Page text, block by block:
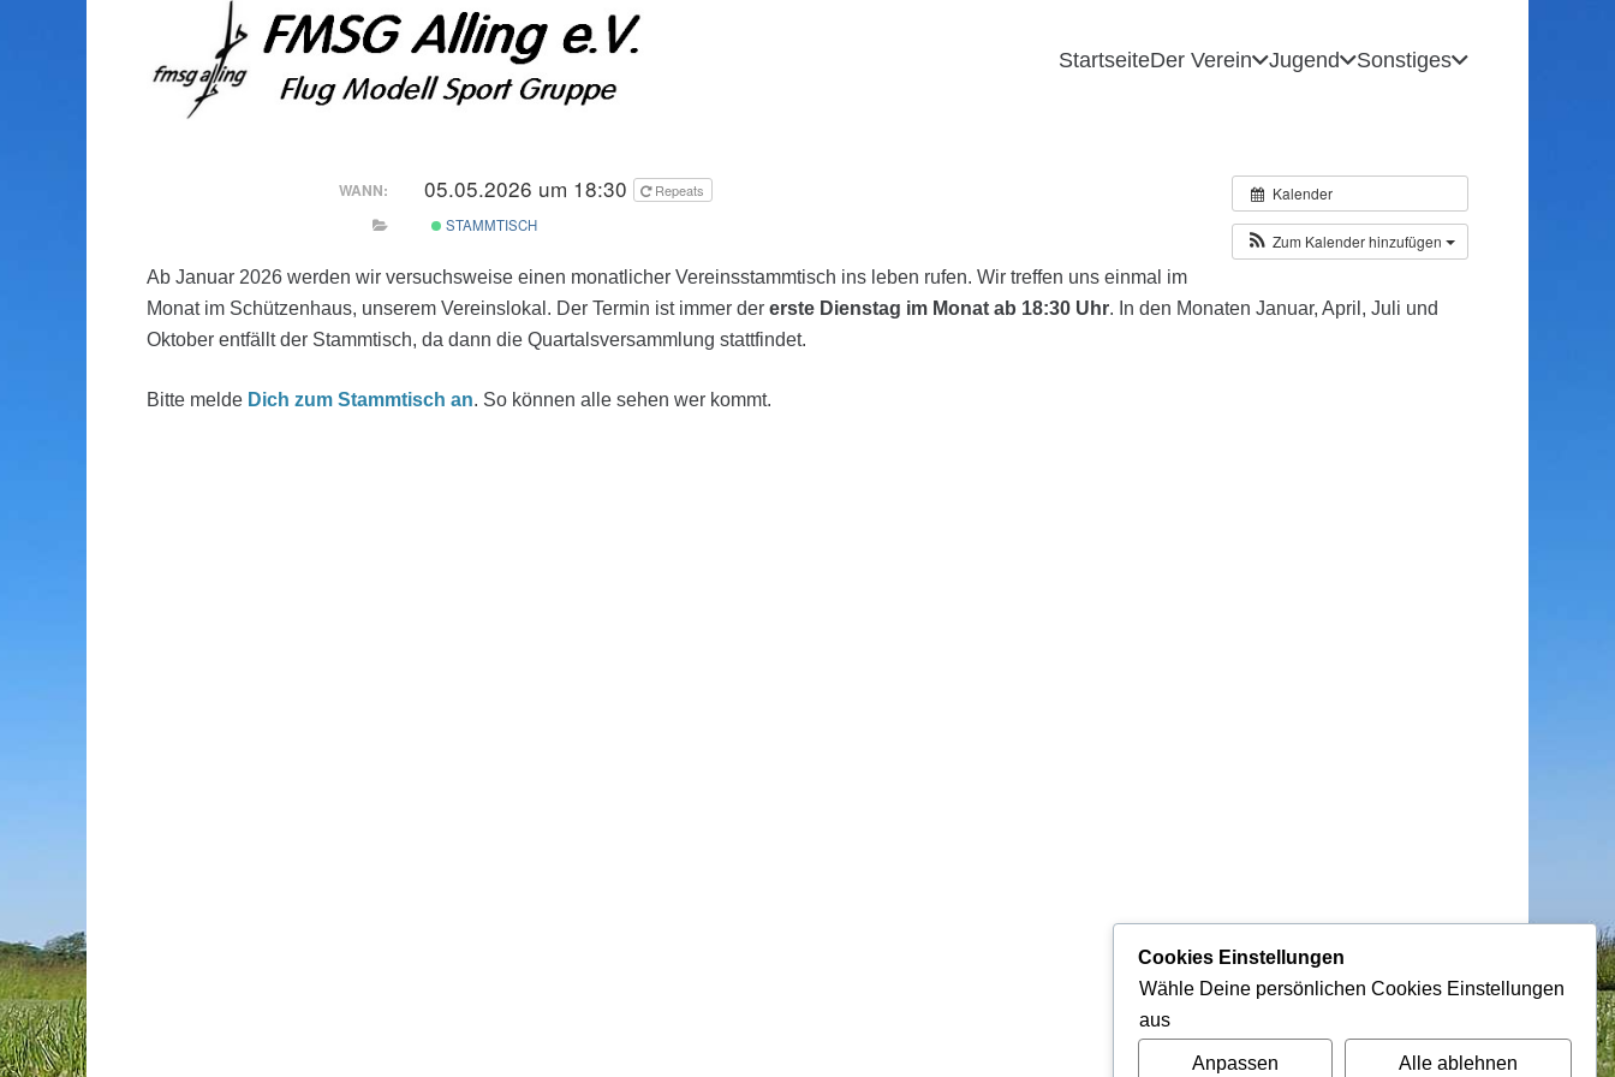
StartseiteDer Verein Jugend Sonstiges
Kalender
Zum Kalender hinzufügen
WANN: 05.05.2026 um 18:30
Repeats
STAMMTISCH
Ab Januar 2026 werden wir versuchsweise einen monatlicher Vereinsstammtisch ins leben rufen. Wir treffen uns einmal im
Monat im Schützenhaus, unserem Vereinslokal. Der Termin ist immer der erste Dienstag im Monat ab 18:30 Uhr. In den Monaten Januar, April, Juli und
Oktober entfällt der Stammtisch, da dann die Quartalsversammlung stattfindet.
Bitte melde Dich zum Stammtisch an. So können alle sehen wer kommt.
Cookies Einstellungen
Wähle Deine persönlichen Cookies Einstellungen
aus
Anpassen Alle ablehnen